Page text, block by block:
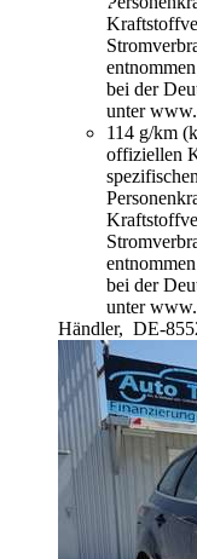
bei der
unter
114 g/km
offiziellen
bei der
unter
Händler, DE-